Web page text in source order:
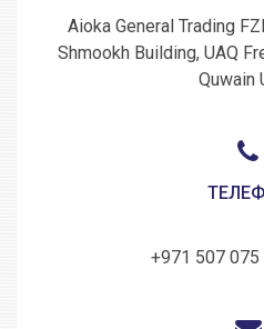
Aioka General Trading
Shmookh Building, UAQ
Quwain
+971 507